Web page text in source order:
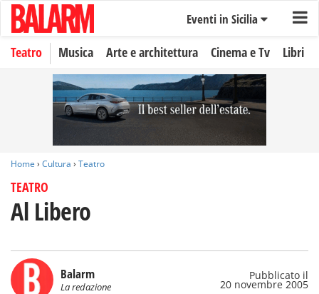
Eventi in Sicilia
Teatro Musica Arte e architettura Cinema e Tv Libri
Home › Cultura › Teatro
TEATRO
Al Libero
Balarm
La redazione
Pubblicato il
20 novembre 2005